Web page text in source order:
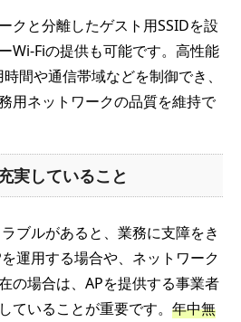
クと分離したゲスト用SSIDを設
Wi-Fiの提供も可能です。高性能
間や通信帯域などを制御でき、
用ネットワークの品質を維持で
実していること
ブルがあると、業務に支障をき
運用する場合や、ネットワーク
の場合は、APを提供する事業者
ていることが重要です。 年中無